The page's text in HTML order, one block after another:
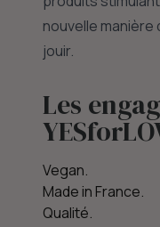
nouvelle manière
jouir.
Les
Vegan.
Made in France.
Qualité.